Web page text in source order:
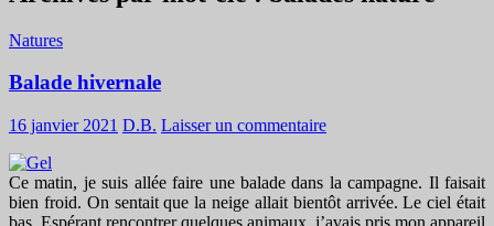
Natures
Balade hivernale
16 janvier 2021 D.B. Laisser un commentaire
Ce matin, je suis allée faire une balade dans la campagne. Il faisait
bien froid. On sentait que la neige allait bientôt arrivée. Le ciel était